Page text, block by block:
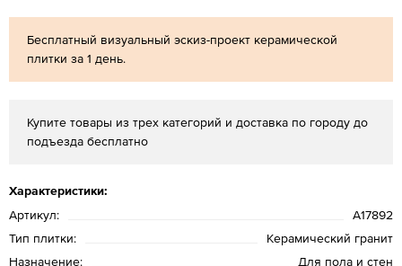
Бесплатный визуальный эскиз-проект керамической
плитки за 1 день.
Купите товары из трех категорий и доставка по городу до
подъезда бесплатно
Характеристики:
Артикул:
A17892
Тип плитки:
Керамический гранит
Назначение:
Для пола и стен